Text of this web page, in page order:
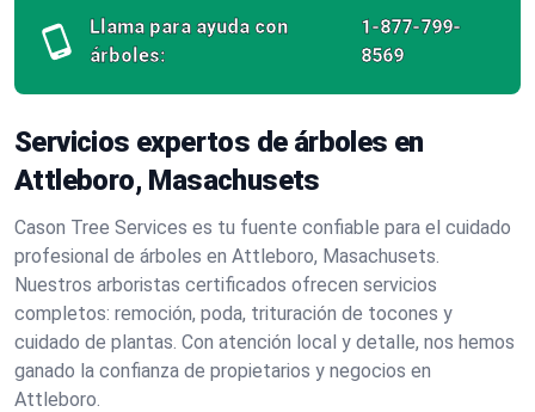
Llama para ayuda con
árboles:
1-877-799-
8569
Servicios expertos de árboles en
Attleboro, Masachusets
Cason Tree Services es tu fuente confiable para el cuidado
profesional de árboles en Attleboro, Masachusets.
Nuestros arboristas certificados ofrecen servicios
completos: remoción, poda, trituración de tocones y
cuidado de plantas. Con atención local y detalle, nos hemos
ganado la confianza de propietarios y negocios en
Attleboro.